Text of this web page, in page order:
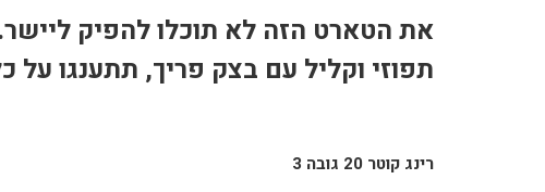
את הטארט הזה לא תוכלו להפיק ליישר.
תפוזי וקליל עם בצק פריך, תתענגו על
רינג קוטר 20 גובה 3